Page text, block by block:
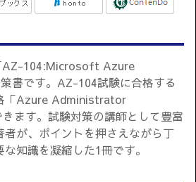
104:Microsoft Azure
書です。AZ-104試験に合格する
「Azure Administrator
ます。試験対策の講師として豊富
者が、ポイントを押さえながら丁
知識を凝縮した1冊です。